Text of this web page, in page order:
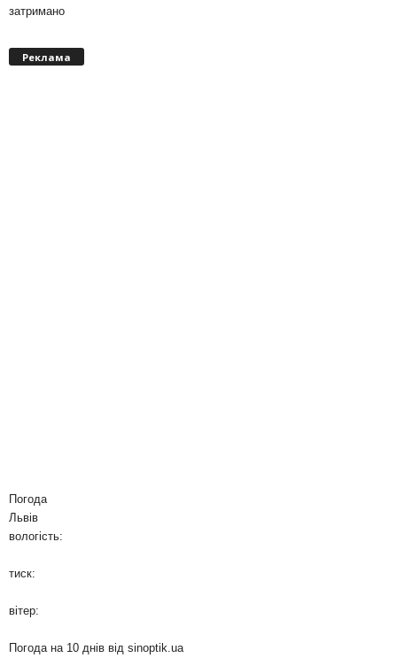
затримано
Реклама
Погода
Львів
вологість:
тиск:
вітер:
Погода на 10 днів від sinoptik.ua